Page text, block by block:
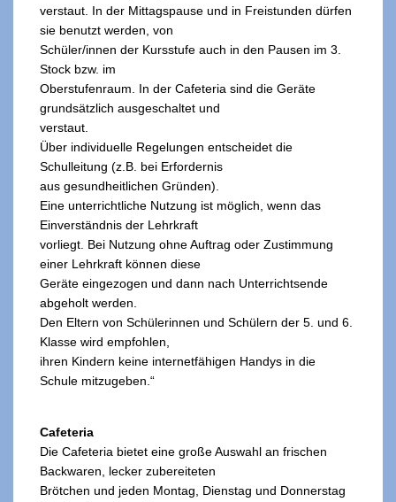
verstaut. In der Mittagspause und in Freistunden dürfen
sie benutzt werden, von
Schüler/innen der Kursstufe auch in den Pausen im 3.
Stock bzw. im
Oberstufenraum. In der Cafeteria sind die Geräte
grundsätzlich ausgeschaltet und
verstaut.
Über individuelle Regelungen entscheidet die
Schulleitung (z.B. bei Erfordernis
aus gesundheitlichen Gründen).
Eine unterrichtliche Nutzung ist möglich, wenn das
Einverständnis der Lehrkraft
vorliegt. Bei Nutzung ohne Auftrag oder Zustimmung
einer Lehrkraft können diese
Geräte eingezogen und dann nach Unterrichtsende
abgeholt werden.
Den Eltern von Schülerinnen und Schülern der 5. und 6.
Klasse wird empfohlen,
ihren Kindern keine internetfähigen Handys in die
Schule mitzugeben.“
Cafeteria
Die Cafeteria bietet eine große Auswahl an frischen
Backwaren, lecker zubereiteten
Brötchen und jeden Montag, Dienstag und Donnerstag